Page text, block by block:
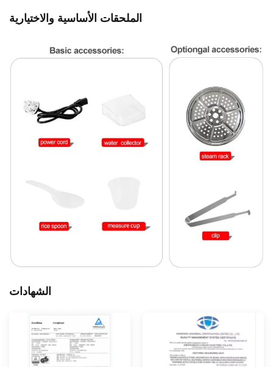
الملحقات الأساسية والاختيارية
الشهادات